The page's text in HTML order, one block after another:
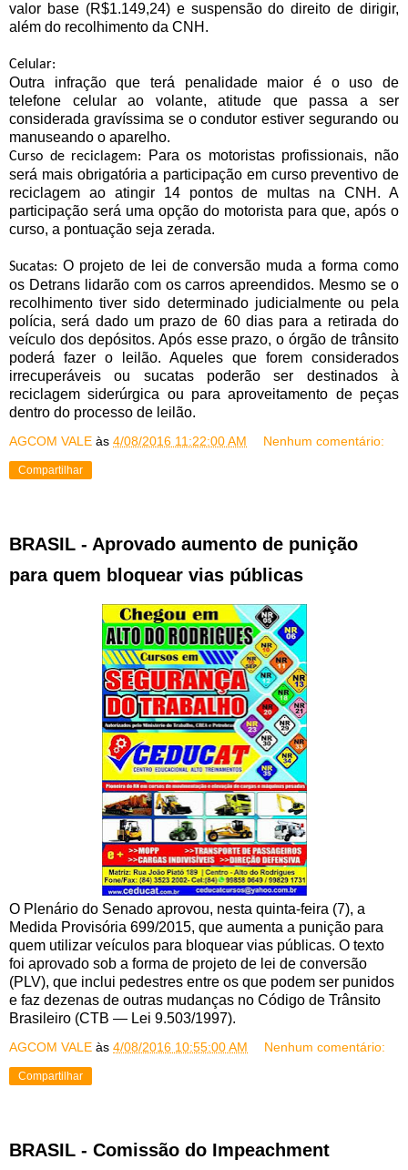
valor base (R$1.149,24) e suspensão do direito de dirigir,
além do recolhimento da CNH.
Celular:
Outra infração que terá penalidade maior é o uso de
telefone celular ao volante, atitude que passa a ser
considerada gravíssima se o condutor estiver segurando ou
manuseando o aparelho.
Curso de reciclagem:
Para os motoristas profissionais, não
será mais obrigatória a participação em curso preventivo de
reciclagem ao atingir 14 pontos de multas na CNH. A
participação será uma opção do motorista para que, após o
curso, a pontuação seja zerada.
Sucatas: O projeto de lei de conversão muda a forma como
os Detrans lidarão com os carros apreendidos. Mesmo se o
recolhimento tiver sido determinado judicialmente ou pela
polícia, será dado um prazo de 60 dias para a retirada do
veículo dos depósitos. Após esse prazo, o órgão de trânsito
poderá fazer o leilão. Aqueles que forem considerados
irrecuperáveis ou sucatas poderão ser destinados à
reciclagem siderúrgica ou para aproveitamento de peças
dentro do processo de leilão.
AGCOM VALE às 4/08/2016 11:22:00 AM Nenhum comentário:
Compartilhar
BRASIL - Aprovado aumento de punição
para quem bloquear vias públicas
O Plenário do Senado aprovou, nesta quinta-feira (7), a
Medida Provisória 699/2015, que aumenta a punição para
quem utilizar veículos para bloquear vias públicas. O texto
foi aprovado sob a forma de projeto de lei de conversão
(PLV), que inclui pedestres entre os que podem ser punidos
e faz dezenas de outras mudanças no Código de Trânsito
Brasileiro (CTB — Lei 9.503/1997).
AGCOM VALE às 4/08/2016 10:55:00 AM Nenhum comentário:
Compartilhar
BRASIL - Comissão do Impeachment